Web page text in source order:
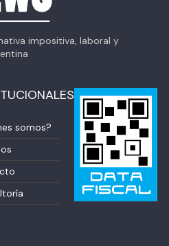
impositiva, laboral y
somos?